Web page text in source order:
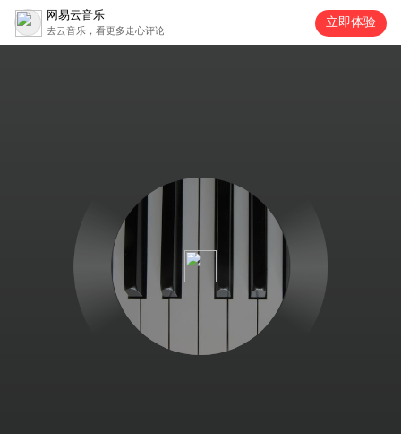
网易云音乐
去云音乐，看更多走心评论
立即体验